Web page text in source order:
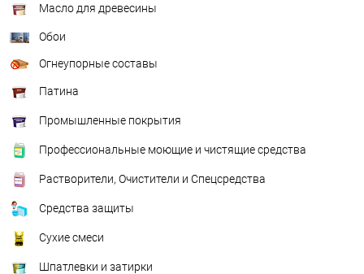
Масло для древесины
Обои
Огнеупорные составы
Патина
Промышленные покрытия
Профессиональные моющие и чистящие средства
Растворители, Очистители и Спецсредства
Средства защиты
Сухие смеси
Шпатлевки и затирки